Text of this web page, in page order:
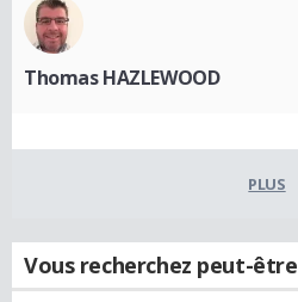
Thomas HAZLEWOOD
PLUS
Vous recherchez peut-être